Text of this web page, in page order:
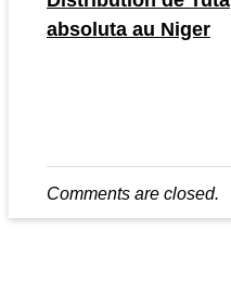
absoluta au Niger
Comments are closed.